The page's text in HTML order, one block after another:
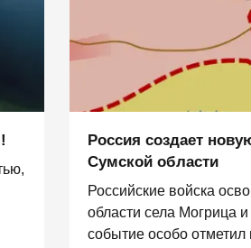
Россия создает
Сумской области
Российские войска
области села Могрица
событие особо